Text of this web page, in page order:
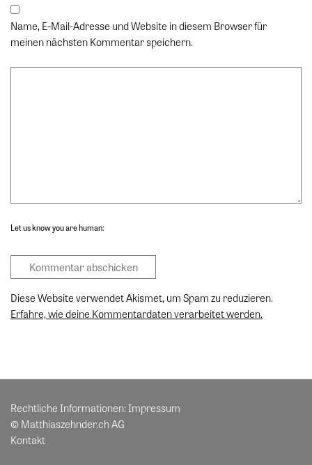
Name, E-Mail-Adresse und Website in diesem Browser für
meinen nächsten Kommentar speichern.
Let us know you are human:
Diese Website verwendet Akismet, um Spam zu reduzieren.
Erfahre, wie deine Kommentardaten verarbeitet werden.
Rechtliche Informationen: Impressum
© Matthiaszehnder.ch AG
Kontakt